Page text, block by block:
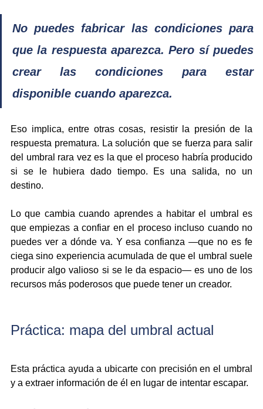
No puedes fabricar las condiciones para
que la respuesta aparezca. Pero sí puedes
crear las condiciones para estar
disponible cuando aparezca.
Eso implica, entre otras cosas, resistir la presión de la
respuesta prematura. La solución que se fuerza para salir
del umbral rara vez es la que el proceso habría producido
si se le hubiera dado tiempo. Es una salida, no un
destino.
Lo que cambia cuando aprendes a habitar el umbral es
que empiezas a confiar en el proceso incluso cuando no
puedes ver a dónde va. Y esa confianza —que no es fe
ciega sino experiencia acumulada de que el umbral suele
producir algo valioso si se le da espacio— es uno de los
recursos más poderosos que puede tener un creador.
Práctica: mapa del umbral actual
Esta práctica ayuda a ubicarte con precisión en el umbral
y a extraer información de él en lugar de intentar escapar.